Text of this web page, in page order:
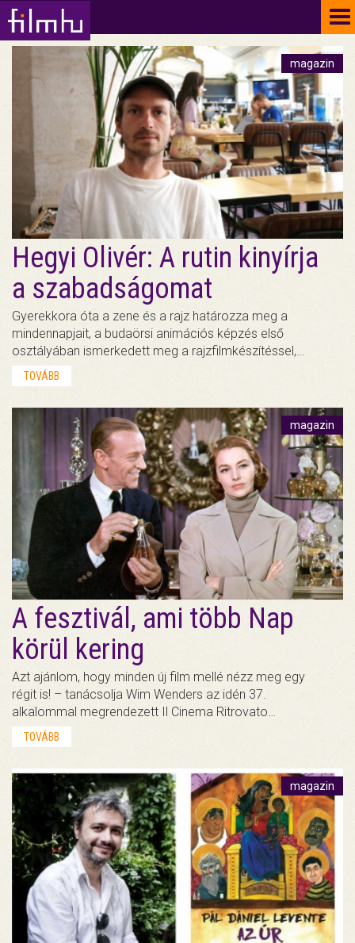
magazin
Hegyi Olivér: A rutin kinyírja
a szabadságomat
Gyerekkora óta a zene és a rajz határozza meg a
mindennapjait, a budaörsi animációs képzés első
osztályában ismerkedett meg a rajzfilmkészítéssel,…
TOVÁBB
magazin
A fesztivál, ami több Nap
körül kering
Azt ajánlom, hogy minden új film mellé nézz meg egy
régit is! – tanácsolja Wim Wenders az idén 37.
alkalommal megrendezett Il Cinema Ritrovato…
TOVÁBB
magazin